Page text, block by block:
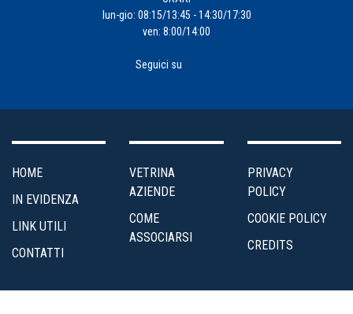
lun-gio: 08:15/13:45 - 14:30/17:30
ven: 8:00/14:00
Seguici su
HOME
IN EVIDENZA
LINK UTILI
CONTATTI
VETRINA
AZIENDE
COME
ASSOCIARSI
PRIVACY
POLICY
COOKIE POLICY
CREDITS